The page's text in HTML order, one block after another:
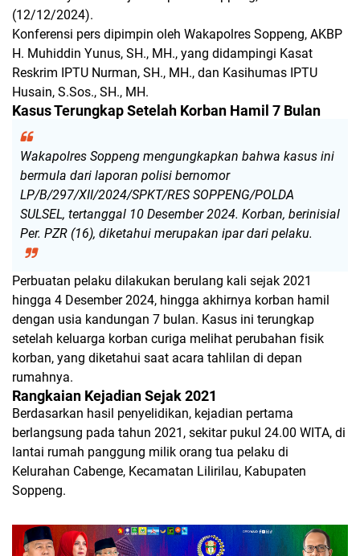
(12/12/2024).
Konferensi pers dipimpin oleh Wakapolres Soppeng, AKBP
H. Muhiddin Yunus, SH., MH., yang didampingi Kasat
Reskrim IPTU Nurman, SH., MH., dan Kasihumas IPTU
Husain, S.Sos., SH., MH.
Kasus Terungkap Setelah Korban Hamil 7 Bulan
Wakapolres Soppeng mengungkapkan bahwa kasus ini
bermula dari laporan polisi bernomor
LP/B/297/XII/2024/SPKT/RES SOPPENG/POLDA
SULSEL, tertanggal 10 Desember 2024. Korban, berinisial
Per. PZR (16), diketahui merupakan ipar dari pelaku.
Perbuatan pelaku dilakukan berulang kali sejak 2021
hingga 4 Desember 2024, hingga akhirnya korban hamil
dengan usia kandungan 7 bulan. Kasus ini terungkap
setelah keluarga korban curiga melihat perubahan fisik
korban, yang diketahui saat acara tahlilan di depan
rumahnya.
Rangkaian Kejadian Sejak 2021
Berdasarkan hasil penyelidikan, kejadian pertama
berlangsung pada tahun 2021, sekitar pukul 24.00 WITA, di
lantai rumah panggung milik orang tua pelaku di
Kelurahan Cabenge, Kecamatan Lilirilau, Kabupaten
Soppeng.